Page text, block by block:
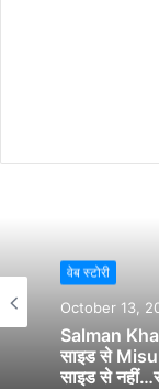
वेब स्टोरी
October 13,
Salman
साइड से
साइड से